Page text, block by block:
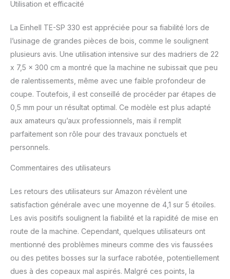
de l’outil après une
coupure de courant.
Utilisation et efficacité
La Einhell TE-SP 330 est appréciée pour sa fiabilité lors de
l’usinage de grandes pièces de bois, comme le soulignent
plusieurs avis. Une utilisation intensive sur des madriers de 22
x 7,5 x 300 cm a montré que la machine ne subissait que peu
de ralentissements, même avec une faible profondeur de
coupe. Toutefois, il est conseillé de procéder par étapes de
0,5 mm pour un résultat optimal. Ce modèle est plus adapté
aux amateurs qu’aux professionnels, mais il remplit
parfaitement son rôle pour des travaux ponctuels et
personnels.
Commentaires des utilisateurs
Les retours des utilisateurs sur Amazon révèlent une
satisfaction générale avec une moyenne de 4,1 sur 5 étoiles.
Les avis positifs soulignent la fiabilité et la rapidité de mise en
route de la machine. Cependant, quelques utilisateurs ont
mentionné des problèmes mineurs comme des vis faussées
ou des petites bosses sur la surface rabotée, potentiellement
dues à des copeaux mal aspirés. Malgré ces points, la